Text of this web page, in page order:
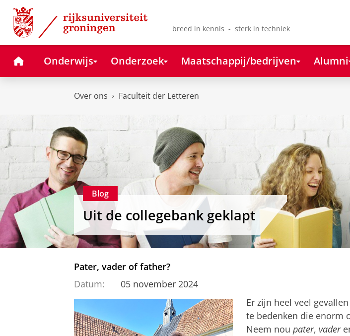
Skip
Content
Skip
Navigation
breed in kennis - sterk in techniek
HomeOnderwijs Onderzoek Maatschappij/bedrijven Alumni
Over ons Faculteit der Letteren
Blog
Uit de collegebank geklapt
Pater, vader of father?
Datum:
05 november 2024
Er zijn heel veel
te bedenken die enorm
Neem nou pater, vader